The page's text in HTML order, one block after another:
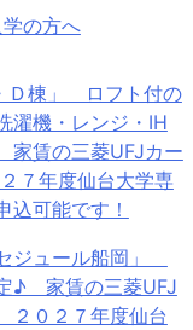
の方へ
Ｄ棟」 ロフト付の
濯機・レンジ・IH
賃の三菱UFJカー
７年度仙台大学専
込可能です！
ジュール船岡」
♪ 家賃の三菱UFJ
０２７年度仙台